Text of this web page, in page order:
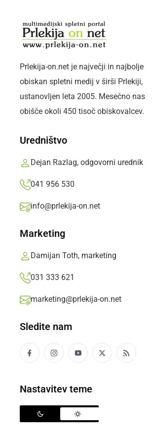
SOBOTA, 8. AVGUST 2026 Sledite nam:
Prlekija-on.net je največji in najbolje
obiskan spletni medij v širši Prlekiji,
ustanovljen leta 2005. Mesečno nas
obišče okoli 450 tisoč obiskovalcev.
Uredništvo
Dejan Razlag, odgovorni urednik
041 956 530
info@prlekija-on.net
Marketing
Damijan Toth, marketing
031 333 621
marketing@prlekija-on.net
Sledite nam
Nastavitev teme
Naslovnica Družabno
V diskoteki Oxygen
Sara Munda, četrtek, 31. oktober
kot svoj